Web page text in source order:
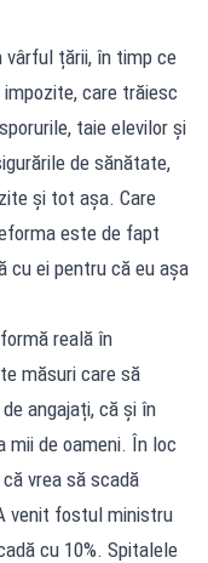
vârful țării, în timp ce
care trăiesc
taie elevilor și
de sănătate,
și tot așa. Care
este de fapt
cu ei pentru că eu așa
reală în
măsuri care să
angajați, că și în
mii de oameni. În loc
vrea să scadă
venit fostul ministru
cu 10%. Spitalele